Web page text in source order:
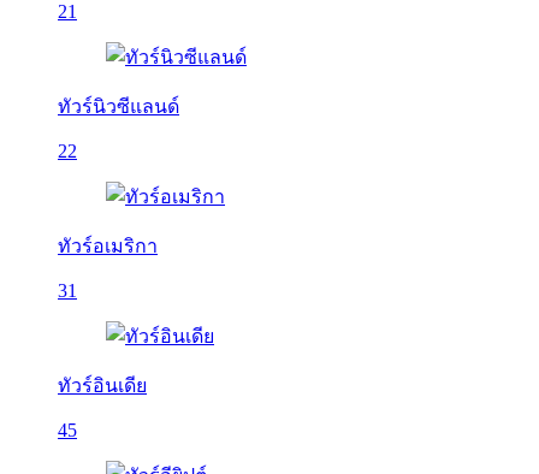
21
ทัวร์นิวซีแลนด์
22
ทัวร์อเมริกา
31
ทัวร์อินเดีย
45